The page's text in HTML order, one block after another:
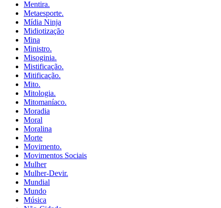
Mentira.
Metaesporte.
Mídia Ninja
Midiotização
Mina
Ministro.
Misoginia.
Mistificação.
Mitificação.
Mito.
Mitologia.
Mitomaníaco.
Moradia
Moral
Moralina
Morte
Movimento.
Movimentos Sociais
Mulher
Mulher-Devir.
Mundial
Mundo
Música